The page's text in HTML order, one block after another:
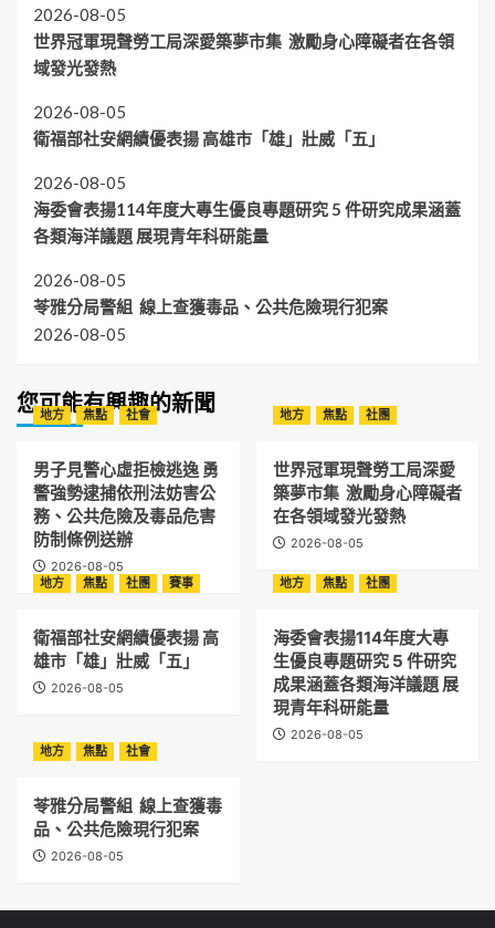
2026-08-05
世界冠軍現聲勞工局深愛築夢市集 激勵身心障礙者在各領
域發光發熱
2026-08-05
衛福部社安網績優表揚 高雄市「雄」壯威「五」
2026-08-05
海委會表揚114年度大專生優良專題研究 5 件研究成果涵蓋
各類海洋議題 展現青年科研能量
2026-08-05
苓雅分局警組 線上查獲毒品、公共危險現行犯案
2026-08-05
您可能有興趣的新聞
地方 焦點 社會
男子見警心虛拒檢逃逸 勇
警強勢逮捕依刑法妨害公
務、公共危險及毒品危害
防制條例送辦
2026-08-05
地方 焦點 社團
世界冠軍現聲勞工局深愛
築夢市集 激勵身心障礙者
在各領域發光發熱
2026-08-05
地方 焦點 社團 賽事
衛福部社安網績優表揚 高
雄市「雄」壯威「五」
2026-08-05
地方 焦點 社團
海委會表揚114年度大專
生優良專題研究 5 件研究
成果涵蓋各類海洋議題 展
現青年科研能量
2026-08-05
地方
焦點 社會
苓雅分局警組 線上查獲毒
品、公共危險現行犯案
2026-08-05